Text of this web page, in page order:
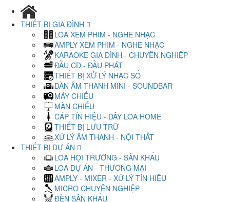
THIẾT BỊ GIA ĐÌNH
LOA XEM PHIM - NGHE NHẠC
AMPLY XEM PHIM - NGHE NHẠC
KARAOKE GIA ĐÌNH - CHUYÊN NGHIỆP
ĐẦU CD - ĐẦU PHÁT
THIẾT BỊ XỬ LÝ NHẠC SỐ
DÀN ÂM THANH MINI - SOUNDBAR
MÁY CHIẾU
MÀN CHIẾU
CÁP TÍN HIỆU - DÂY LOA HOME
THIẾT BỊ LƯU TRỮ
XỬ LÝ ÂM THANH - NỘI THẤT
THIẾT BỊ DỰ ÁN
LOA HỘI TRƯỜNG - SÂN KHẤU
LOA DỰ ÁN - THƯƠNG MẠI
AMPLY - MIXER - XỬ LÝ TÍN HIỆU
MICRO CHUYÊN NGHIỆP
ĐÈN SÂN KHẤU